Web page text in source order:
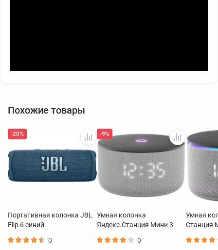
Похожие товары
-20%
Портативная колонка JBL
Flip 6 синий
0
-9%
Умная колонка
Яндекс.Станция Мини 3
0
Умная
Станция
00059GRY